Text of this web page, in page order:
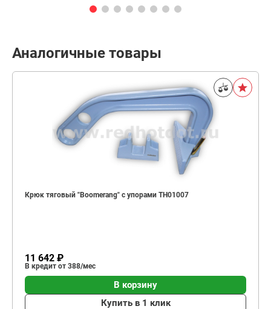
Аналогичные товары
Крюк тяговый "Boomerang" с упорами TH01007
11 642 ₽
В кредит от 388/мес
В корзину
Купить в 1 клик